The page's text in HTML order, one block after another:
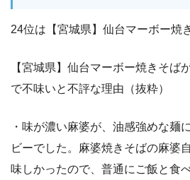
24位は【宮城県】仙台マーボー焼
【宮城県】仙台マーボー焼きそば
で不味いと不評な理由（抜粋）
・味が濃い麻婆が、油感強めな麺
ビーでした。麻婆焼きそばの麻婆
味しかったので、普通にご飯と食